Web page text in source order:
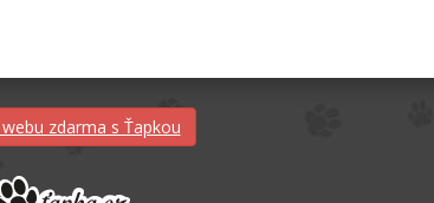
zdarma s Ťapkou